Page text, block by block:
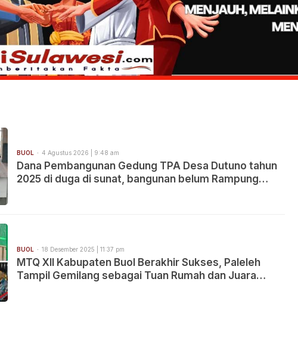
BUOL 4 Agustus 2026 | 9:48 am
Dana Pembangunan Gedung TPA Desa Dutuno tahun
2025 di duga di sunat, bangunan belum Rampung
BUOL 18 Desember 2025 | 11:37 pm
MTQ XII Kabupaten Buol Berakhir Sukses, Paleleh
Tampil Gemilang sebagai Tuan Rumah dan Juara